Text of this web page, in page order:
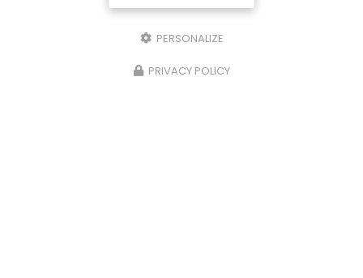
PERSONALIZE
PRIVACY POLICY